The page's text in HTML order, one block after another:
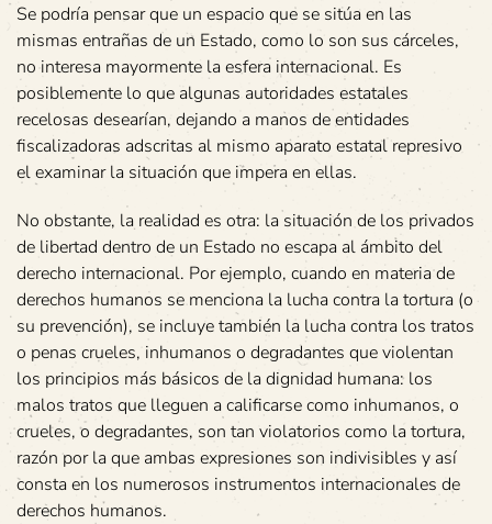
Se podría pensar que un espacio que se sitúa en las
mismas entrañas de un Estado, como lo son sus cárceles,
no interesa mayormente la esfera internacional. Es
posiblemente lo que algunas autoridades estatales
recelosas desearían, dejando a manos de entidades
fiscalizadoras adscritas al mismo aparato estatal represivo
el examinar la situación que impera en ellas.
No obstante, la realidad es otra: la situación de los privados
de libertad dentro de un Estado no escapa al ámbito del
derecho internacional. Por ejemplo, cuando en materia de
derechos humanos se menciona la lucha contra la tortura (o
su prevención), se incluye también la lucha contra los tratos
o penas crueles, inhumanos o degradantes que violentan
los principios más básicos de la dignidad humana: los
malos tratos que lleguen a calificarse como inhumanos, o
crueles, o degradantes, son tan violatorios como la tortura,
razón por la que ambas expresiones son indivisibles y así
consta en los numerosos instrumentos internacionales de
derechos humanos.